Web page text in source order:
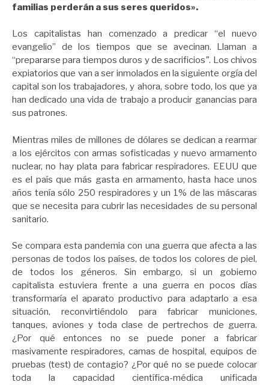
familias perderán a sus seres queridos».
Los capitalistas han comenzado a predicar “el nuevo
evangelio” de los tiempos que se avecinan. Llaman a
“prepararse para tiempos duros y de sacrificios”. Los chivos
expiatorios que van a ser inmolados en la siguiente orgía del
capital son los trabajadores, y ahora, sobre todo, los que ya
han dedicado una vida de trabajo a producir ganancias para
sus patrones.
Mientras miles de millones de dólares se dedican a rearmar
a los ejércitos con armas sofisticadas y nuevo armamento
nuclear, no hay plata para fabricar respiradores. EEUU que
es el país que más gasta en armamento, hasta hace unos
años tenía sólo 250 respiradores y un 1% de las máscaras
que se necesita para cubrir las necesidades de su personal
sanitario.
Se compara esta pandemia con una guerra que afecta a las
personas de todos los países, de todos los colores de piel,
de todos los géneros. Sin embargo, si un gobierno
capitalista estuviera frente a una guerra en pocos días
transformaría el aparato productivo para adaptarlo a esa
situación, reconvirtiéndolo para fabricar municiones,
tanques, aviones y toda clase de pertrechos de guerra.
¿Por qué entonces no se puede poner a fabricar
masivamente respiradores, camas de hospital, equipos de
pruebas (test) de contagio? ¿Por qué no se puede colocar
toda la capacidad científica-médica unificada